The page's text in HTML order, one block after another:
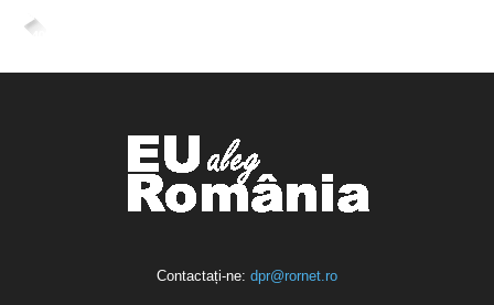
4,400
Contactați-ne: dpr@rornet.ro